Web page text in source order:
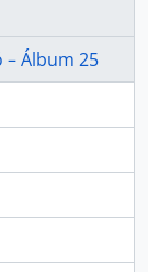
– Álbum 25